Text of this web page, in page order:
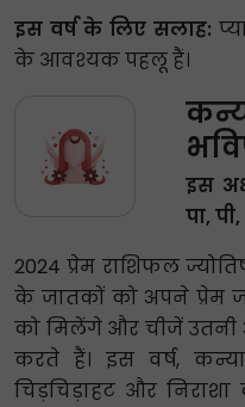
इस वर्ष के लिए सलाह:
के आवश्यक पहलू हैं।
इस
पा,
2024 प्रेम राशिफल
के जातकों को अपने प्रेम
को मिलेंगे और चीजें उतनी
करते हैं। इस वर्ष,
चिड़चिड़ाहट और